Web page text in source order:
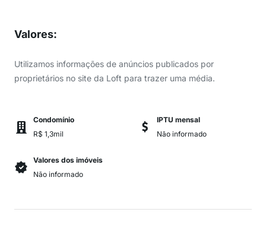
Valores:
Utilizamos informações de anúncios publicados por
proprietários no site da Loft para trazer uma média.
Condomínio
R$ 1,3mil
IPTU mensal
Não informado
Valores dos imóveis
Não informado